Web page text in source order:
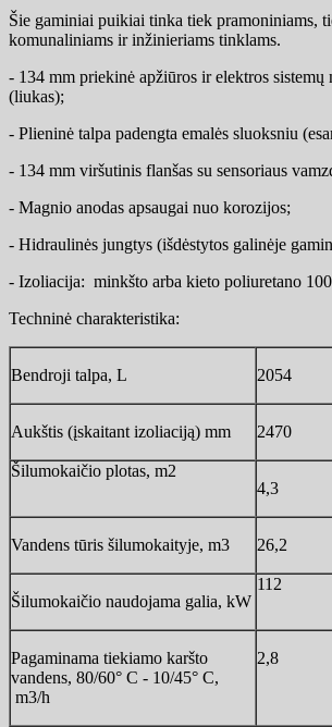
Šie gaminiai puikiai tinka tiek pramoniniams,
komunaliniams ir inžinieriams tinklams.
- 134 mm priekinė apžiūros ir elektros sistemų
(liukas);
- Plieninė talpa padengta emalės sluoksniu
- 134 mm viršutinis flanšas su sensoriaus
- Magnio anodas apsaugai nuo korozijos;
- Hidraulinės jungtys (išdėstytos galinėje
- Izoliacija: minkšto arba kieto poliuretano
Techninė charakteristika:
Bendroji talpa, L 2054
Aukštis (įskaitant izoliaciją) mm 2470
Šilumokaičio plotas, m2
4,3
Vandens tūris šilumokaityje, m3 26,2
Šilumokaičio naudojama galia, kW
112
Pagaminama tiekiamo karšto
vandens, 80/60° C - 10/45° C,
m3/h
2,8